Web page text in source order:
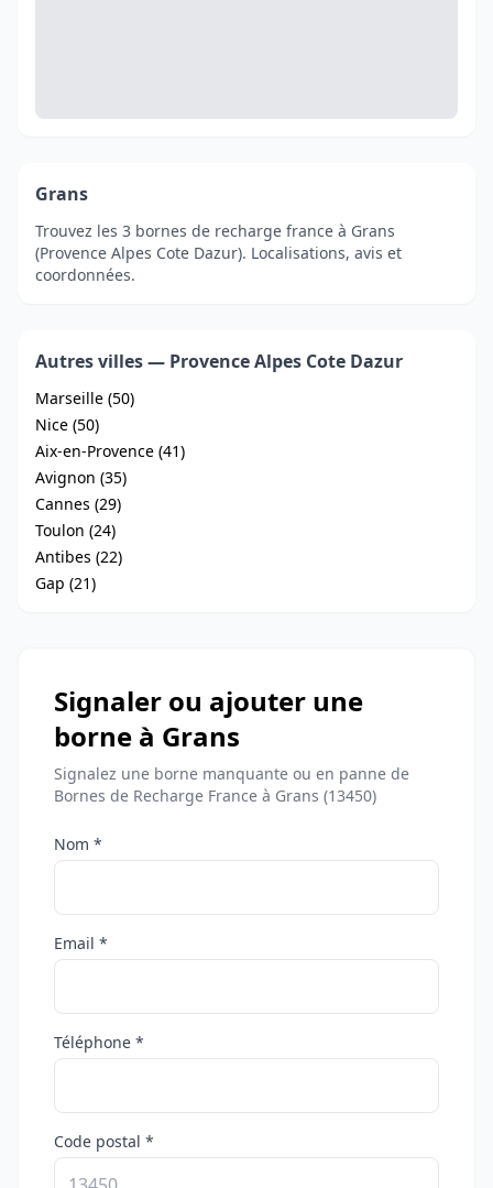
Grans
Trouvez les 3 bornes de recharge france à Grans
(Provence Alpes Cote Dazur). Localisations, avis et
coordonnées.
Autres villes — Provence Alpes Cote Dazur
Marseille (50)
Nice (50)
Aix-en-Provence (41)
Avignon (35)
Cannes (29)
Toulon (24)
Antibes (22)
Gap (21)
Signaler ou ajouter une
borne à Grans
Signalez une borne manquante ou en panne de
Bornes de Recharge France à Grans (13450)
Nom *
Email *
Téléphone *
Code postal *